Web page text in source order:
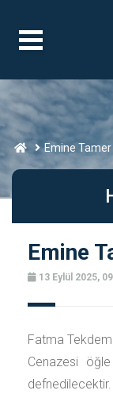
Emine Tamer
Emine
13 Eylül 2025,
Fatma
Cenazesi